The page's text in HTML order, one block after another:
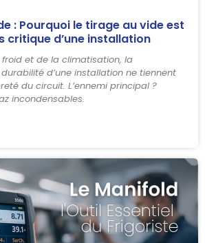
: Pourquoi le tirage au vide est
critique d’une installation
et de la climatisation, la
d’une installation ne tiennent
du circuit. L’ennemi principal ?
incondensables.